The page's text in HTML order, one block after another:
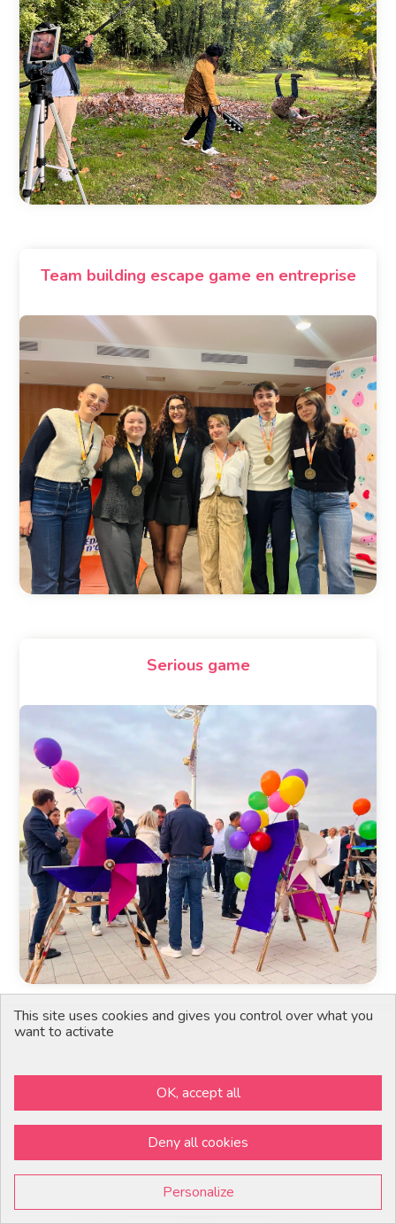
Team building escape game en entreprise
Serious game
This site uses cookies and gives you control over what you
want to activate
OK, accept all
Deny all cookies
Personalize